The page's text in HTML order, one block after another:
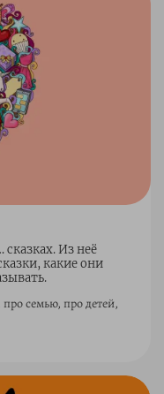
сказках. Из неё
какие они
семью, про детей,